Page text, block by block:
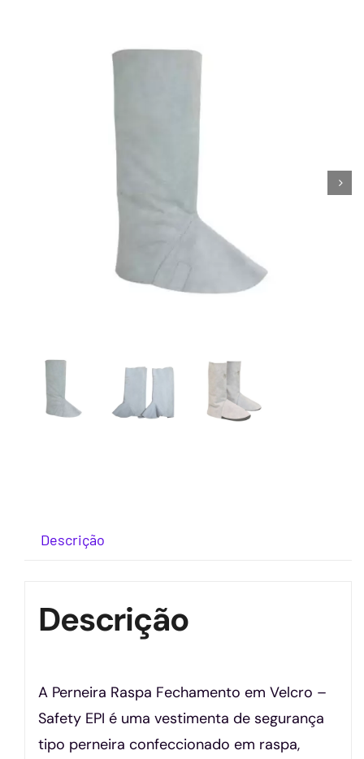
Descrição
Descrição
A Perneira Raspa Fechamento em Velcro –
Safety EPI é uma vestimenta de segurança
tipo perneira confeccionado em raspa,